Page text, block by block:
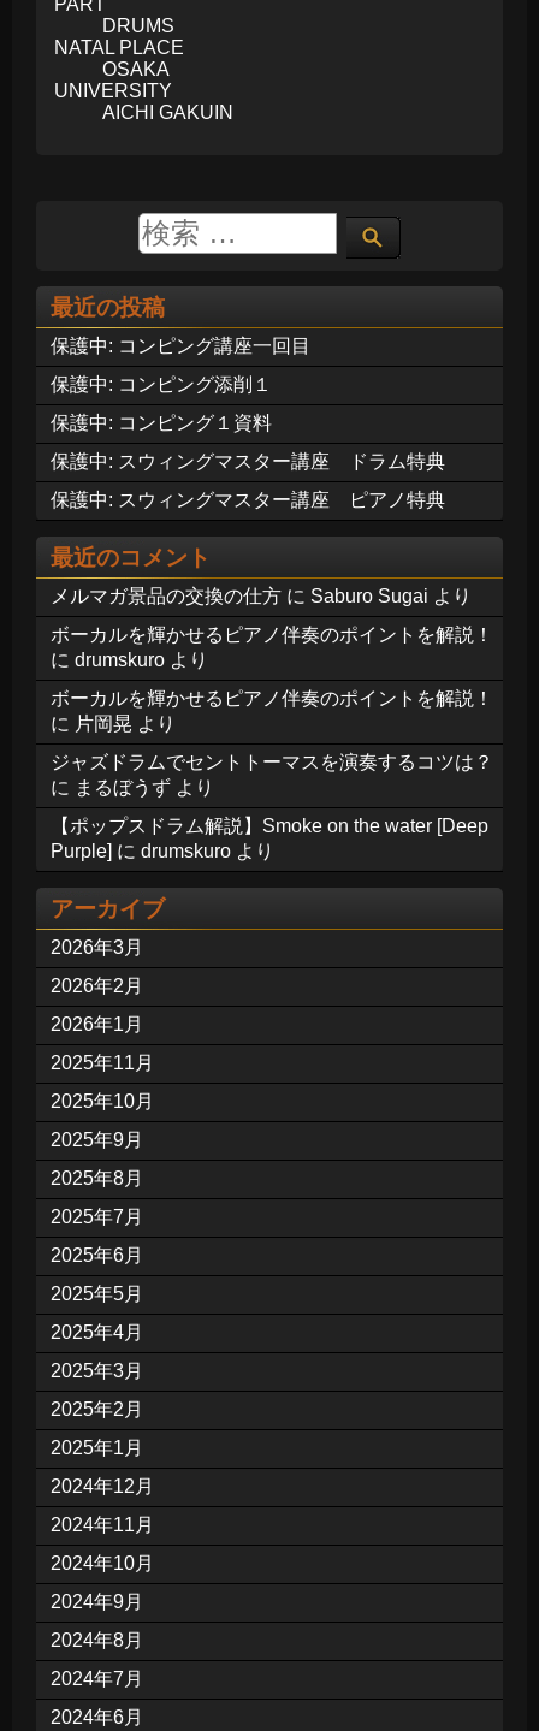
DRUMS
NATAL PLACE
OSAKA
UNIVERSITY
AICHI GAKUIN
最近の投稿
保護中: コンピング講座一回目
保護中: コンピング添削１
保護中: コンピング１資料
保護中: スウィングマスター講座 ドラム特典
保護中: スウィングマスター講座 ピアノ特典
最近のコメント
メルマガ景品の交換の仕方 に Saburo Sugai より
ボーカルを輝かせるピアノ伴奏のポイントを解説！
に drumskuro より
ボーカルを輝かせるピアノ伴奏のポイントを解説！
に 片岡晃 より
ジャズドラムでセントトーマスを演奏するコツは？
に まるぼうず より
【ポップスドラム解説】Smoke on the water [Deep
Purple] に drumskuro より
アーカイブ
2026年3月
2026年2月
2026年1月
2025年11月
2025年10月
2025年9月
2025年8月
2025年7月
2025年6月
2025年5月
2025年4月
2025年3月
2025年2月
2025年1月
2024年12月
2024年11月
2024年10月
2024年9月
2024年8月
2024年7月
2024年6月